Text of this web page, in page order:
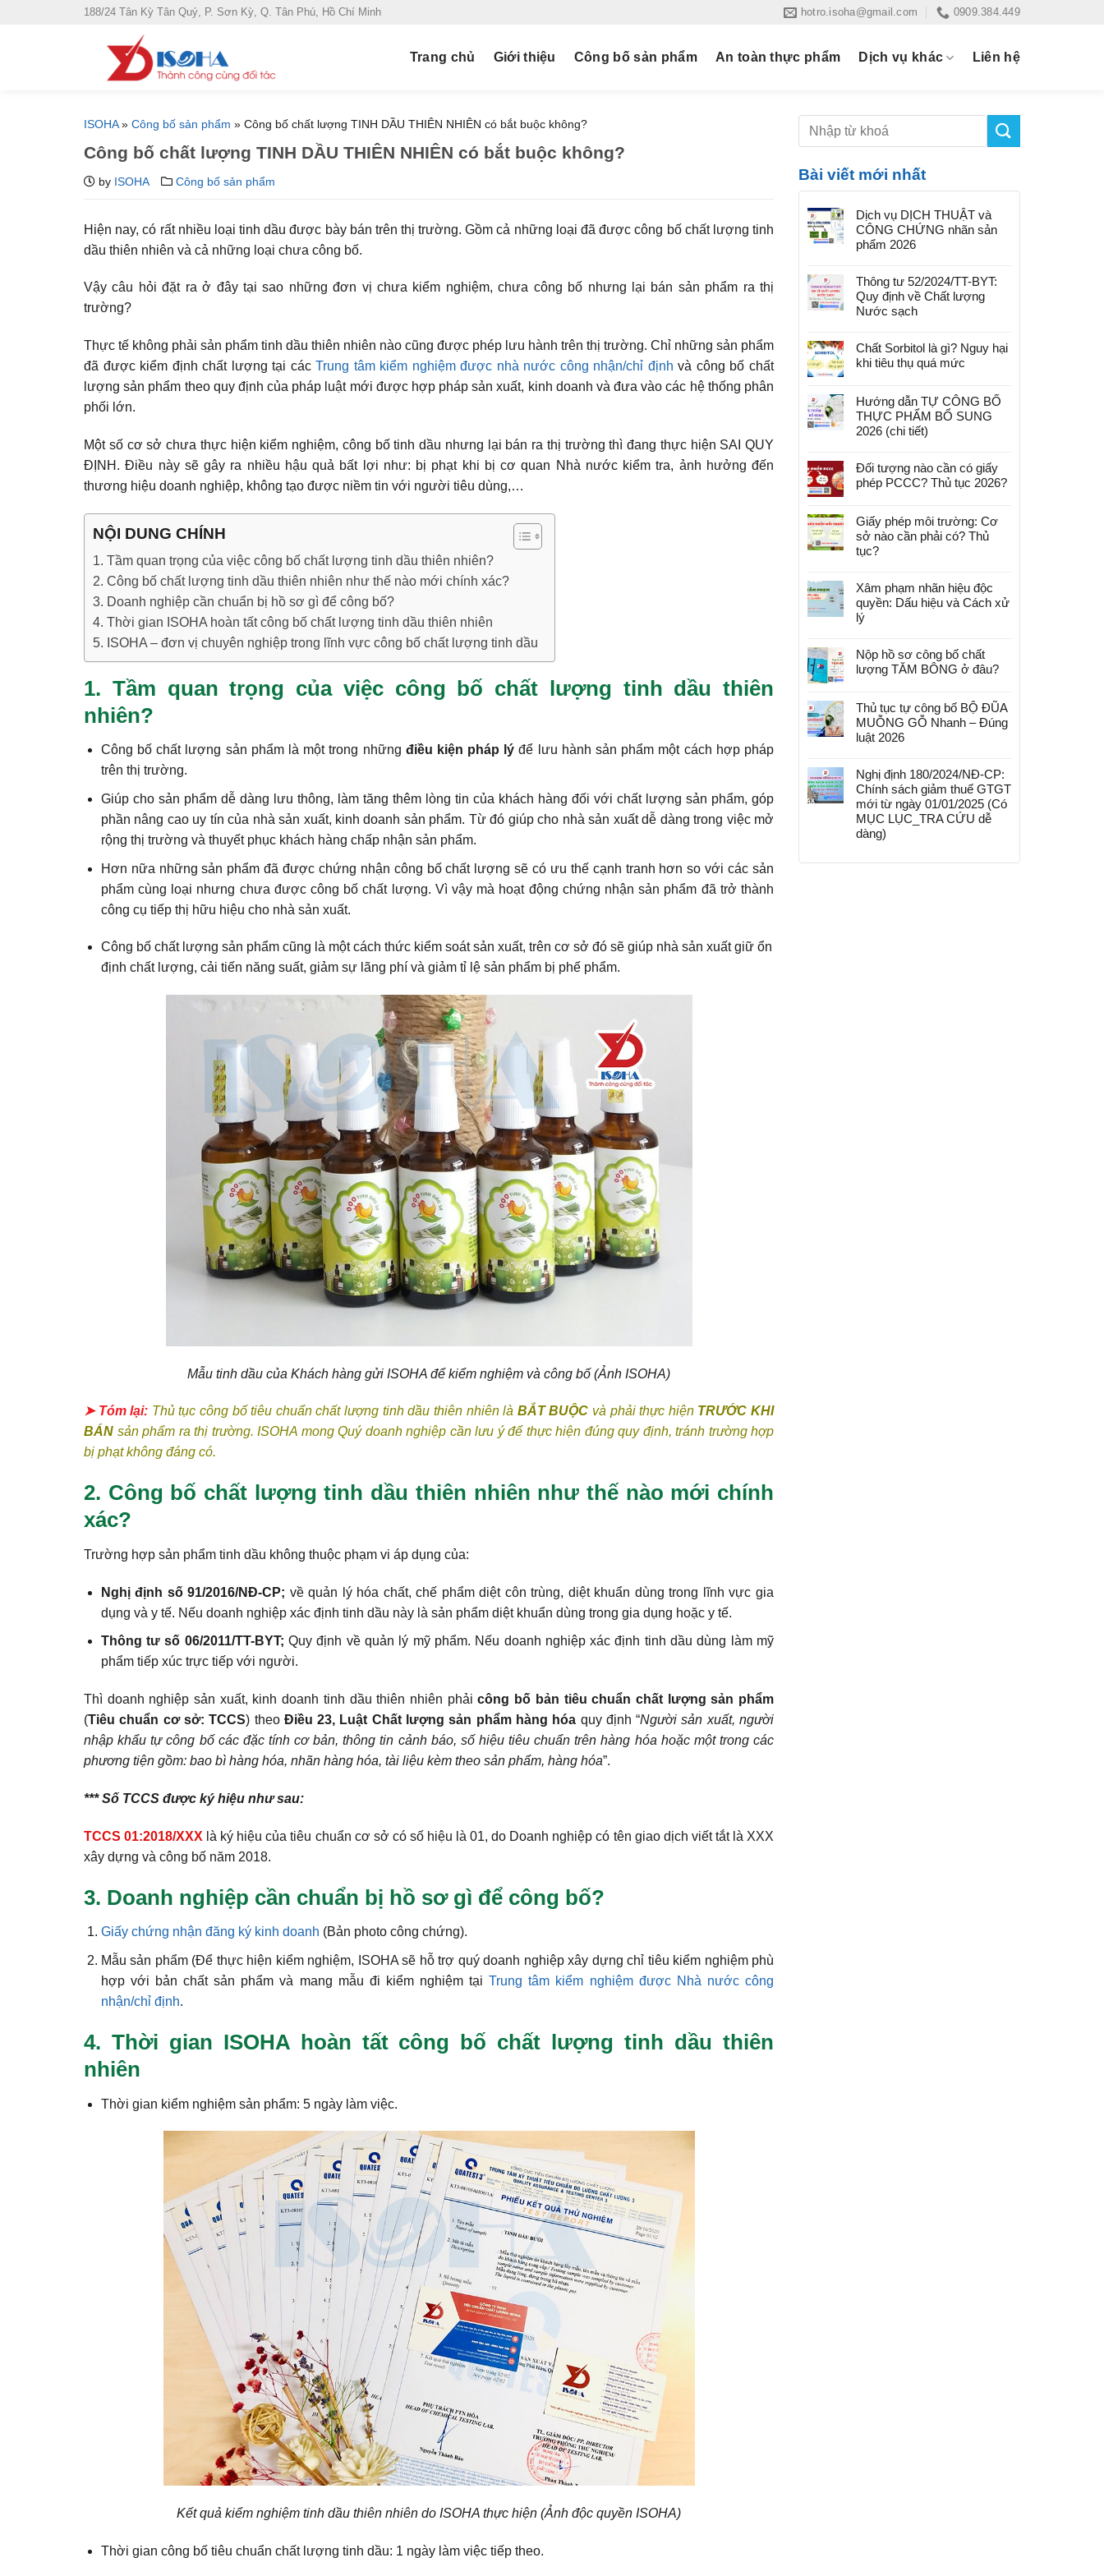
188/24 Tân Kỳ Tân Quý, P. Sơn Kỳ, Q. Tân Phú, Hồ Chí Minh hotro.isoha@gmail.com 0909.384.449
Trang chủ Giới thiệu Công bố sản phẩm An toàn thực phẩm Dịch vụ khác Liên hệ
ISOHA» Công bố sản phẩm » Công bố chất lượng TINH DẦU THIÊN NHIÊN có bắt buộc không?
Công bố chất lượng TINH DẦU THIÊN NHIÊN có bắt buộc không?
by ISOHA Công bố sản phẩm
Hiện nay, có rất nhiều loại tinh dầu được bày bán trên thị trường. Gồm cả những loại đã được công bố chất lượng tinh
dầu thiên nhiên và cả những loại chưa công bố.
Vậy câu hỏi đặt ra ở đây tại sao những đơn vị chưa kiểm nghiệm, chưa công bố nhưng lại bán sản phẩm ra thị
trường?
Thực tế không phải sản phẩm tinh dầu thiên nhiên nào cũng được phép lưu hành trên thị trường. Chỉ những sản phẩm
đã được kiểm định chất lượng tại cácTrung tâm kiểm nghiệm được nhà nước công nhận/chỉ định và công bố chất
lượng sản phẩm theo quy định của pháp luật mới được hợp pháp sản xuất, kinh doanh và đưa vào các hệ thống phân
phối lớn.
Một số cơ sở chưa thực hiện kiểm nghiệm, công bố tinh dầu nhưng lại bán ra thị trường thì đang thực hiện SAI QUY
ĐỊNH. Điều này sẽ gây ra nhiều hậu quả bất lợi như: bị phạt khi bị cơ quan Nhà nước kiểm tra, ảnh hưởng đến
thương hiệu doanh nghiệp, không tạo được niềm tin với người tiêu dùng,…
NỘI DUNG CHÍNH
1. Tầm quan trọng của việc công bố chất lượng tinh dầu thiên nhiên?
2. Công bố chất lượng tinh dầu thiên nhiên như thế nào mới chính xác?
3. Doanh nghiệp cần chuẩn bị hồ sơ gì để công bố?
4. Thời gian ISOHA hoàn tất công bố chất lượng tinh dầu thiên nhiên
5. ISOHA – đơn vị chuyên nghiệp trong lĩnh vực công bố chất lượng tinh dầu
1. Tầm quan trọng của việc công bố chất lượng tinh dầu thiên
nhiên?
Công bố chất lượng sản phẩm là một trong những điều kiện pháp lý để lưu hành sản phẩm một cách hợp pháp
trên thị trường.
Giúp cho sản phẩm dễ dàng lưu thông, làm tăng thêm lòng tin của khách hàng đối với chất lượng sản phẩm, góp
phần nâng cao uy tín của nhà sản xuất, kinh doanh sản phẩm. Từ đó giúp cho nhà sản xuất dễ dàng trong việc mở
rộng thị trường và thuyết phục khách hàng chấp nhận sản phẩm.
Hơn nữa những sản phẩm đã được chứng nhận công bố chất lượng sẽ có ưu thế cạnh tranh hơn so với các sản
phẩm cùng loại nhưng chưa được công bố chất lượng. Vì vậy mà hoạt động chứng nhận sản phẩm đã trở thành
công cụ tiếp thị hữu hiệu cho nhà sản xuất.
Công bố chất lượng sản phẩm cũng là một cách thức kiểm soát sản xuất, trên cơ sở đó sẽ giúp nhà sản xuất giữ ổn
định chất lượng, cải tiến năng suất, giảm sự lãng phí và giảm tỉ lệ sản phẩm bị phế phẩm.
Mẫu tinh dầu của Khách hàng gửi ISOHA để kiểm nghiệm và công bố (Ảnh ISOHA)
➤ Tóm lại: Thủ tục công bố tiêu chuẩn chất lượng tinh dầu thiên nhiên là BẮT BUỘC và phải thực hiện TRƯỚC KHI
BÁN sản phẩm ra thị trường. ISOHA mong Quý doanh nghiệp cần lưu ý để thực hiện đúng quy định, tránh trường hợp
bị phạt không đáng có.
2. Công bố chất lượng tinh dầu thiên nhiên như thế nào mới chính
xác?
Trường hợp sản phẩm tinh dầu không thuộc phạm vi áp dụng của:
Nghị định số 91/2016/NĐ-CP; về quản lý hóa chất, chế phẩm diệt côn trùng, diệt khuẩn dùng trong lĩnh vực gia
dụng và y tế. Nếu doanh nghiệp xác định tinh dầu này là sản phẩm diệt khuẩn dùng trong gia dụng hoặc y tế.
Thông tư số 06/2011/TT-BYT; Quy định về quản lý mỹ phẩm. Nếu doanh nghiệp xác định tinh dầu dùng làm mỹ
phẩm tiếp xúc trực tiếp với người.
Thì doanh nghiệp sản xuất, kinh doanh tinh dầu thiên nhiên phảicông bố bản tiêu chuẩn chất lượng sản phẩm
(Tiêu chuẩn cơ sở: TCCS) theo Điều 23, Luật Chất lượng sản phẩm hàng hóa quy định “Người sản xuất, người
nhập khẩu tự công bố các đặc tính cơ bản, thông tin cảnh báo, số hiệu tiêu chuẩn trên hàng hóa hoặc một trong các
phương tiện gồm: bao bì hàng hóa, nhãn hàng hóa, tài liệu kèm theo sản phẩm, hàng hóa”.
*** Số TCCS được ký hiệu như sau:
TCCS 01:2018/XXX là ký hiệu của tiêu chuẩn cơ sở có số hiệu là 01, do Doanh nghiệp có tên giao dịch viết tắt là XXX
xây dựng và công bố năm 2018.
3. Doanh nghiệp cần chuẩn bị hồ sơ gì để công bố?
Giấy chứng nhận đăng ký kinh doanh (Bản photo công chứng).
Mẫu sản phẩm (Để thực hiện kiểm nghiệm, ISOHA sẽ hỗ trợ quý doanh nghiệp xây dựng chỉ tiêu kiểm nghiệm phù
hợp với bản chất sản phẩm và mang mẫu đi kiểm nghiệm tạiTrung tâm kiểm nghiệm được Nhà nước công
nhận/chỉ định.
4. Thời gian ISOHA hoàn tất công bố chất lượng tinh dầu thiên
nhiên
Thời gian kiểm nghiệm sản phẩm: 5 ngày làm việc.
Kết quả kiểm nghiệm tinh dầu thiên nhiên do ISOHA thực hiện (Ảnh độc quyền ISOHA)
Thời gian công bố tiêu chuẩn chất lượng tinh dầu: 1 ngày làm việc tiếp theo.
Bài viết mới nhất
Dịch vụ DỊCH THUẬT và
CÔNG CHỨNG nhãn sản
phẩm 2026
Thông tư 52/2024/TT-BYT:
Quy định về Chất lượng
Nước sạch
Chất Sorbitol là gì? Nguy hại
khi tiêu thụ quá mức
Hướng dẫn TỰ CÔNG BỐ
THỰC PHẨM BỔ SUNG
2026 (chi tiết)
Đối tượng nào cần có giấy
phép PCCC? Thủ tục 2026?
Giấy phép môi trường: Cơ
sở nào cần phải có? Thủ
tục?
Xâm phạm nhãn hiệu độc
quyền: Dấu hiệu và Cách xử
lý
Nộp hồ sơ công bố chất
lượng TĂM BÔNG ở đâu?
Thủ tục tự công bố BỘ ĐŨA
MUỖNG GỖ Nhanh – Đúng
luật 2026
Nghị định 180/2024/NĐ-CP:
Chính sách giảm thuế GTGT
mới từ ngày 01/01/2025 (Có
MỤC LỤC_TRA CỨU dễ
dàng)